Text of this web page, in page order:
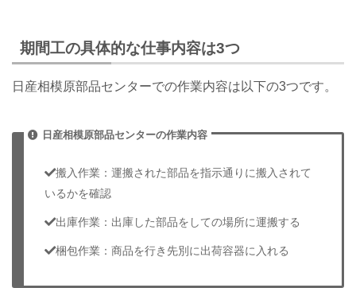
期間工の具体的な仕事内容は3つ
日産相模原部品センターでの作業内容は以下の3つです。
日産相模原部品センターの作業内容
搬入作業：運搬された部品を指示通りに搬入されて
いるかを確認
出庫作業：出庫した部品をしての場所に運搬する
梱包作業：商品を行き先別に出荷容器に入れる